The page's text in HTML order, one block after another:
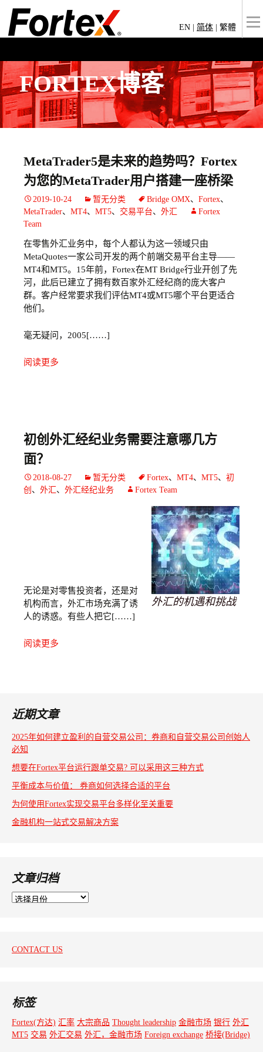
EN 简体 繁體
FORTEX博客
MetaTrader5是未来的趋势吗？Fortex
为您的MetaTrader用户搭建一座桥梁
2019-10-24 暂无分类 Bridge OMX、 Fortex、
MetaTrader、 MT4、 MT5、 交易平台、 外汇
Fortex
Team
在零售外汇业务中，每个人都认为这一领域只由
MetaQuotes一家公司开发的两个前端交易平台主导——
MT4和MT5。15年前，Fortex在MT Bridge行业开创了先
河，此后已建立了拥有数百家外汇经纪商的庞大客户
群。客户经常要求我们评估MT4或MT5哪个平台更适合
他们。
毫无疑问，2005[……]
阅读更多
初创外汇经纪业务需要注意哪几方
面？
2018-08-27 暂无分类 Fortex、 MT4、 MT5、 初
创 、 外汇 、 外汇经纪业务 Fortex Team
外汇的机遇和挑战
无论是对零售投资者，还是对
机构而言，外汇市场充满了诱
人的诱惑。有些人把它[……]
阅读更多
近期文章
2025年如何建立盈利的自营交易公司：券商和自营交易公司创始人
必知
想要在Fortex平台运行跟单交易? 可以采用这三种方式
平衡成本与价值： 券商如何选择合适的平台
为何使用Fortex实现交易平台多样化至关重要
金融机构一站式交易解决方案
文章归档
文
CONTACT US
标签
Fortex(方达) 汇率 大宗商品 Thought leadership 金融市场 银行 外汇
MT5 交易 外汇交易 外汇，金融市场 Foreign exchange 桥接(Bridge)